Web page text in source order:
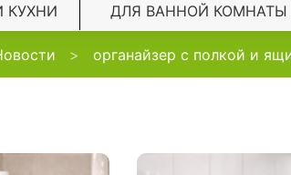
КУХНИ ДЛЯ ВАННОЙ КОМНАТЫ
органайзер с полкой и